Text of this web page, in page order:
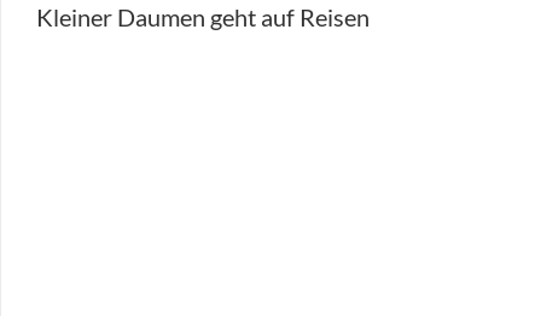
Kleiner Daumen geht auf Reisen